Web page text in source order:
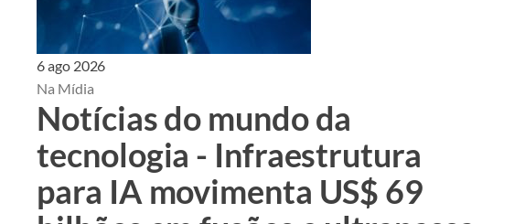
6 ago 2026
Na Mídia
Notícias do mundo da
tecnologia - Infraestrutura
para IA movimenta US$ 69